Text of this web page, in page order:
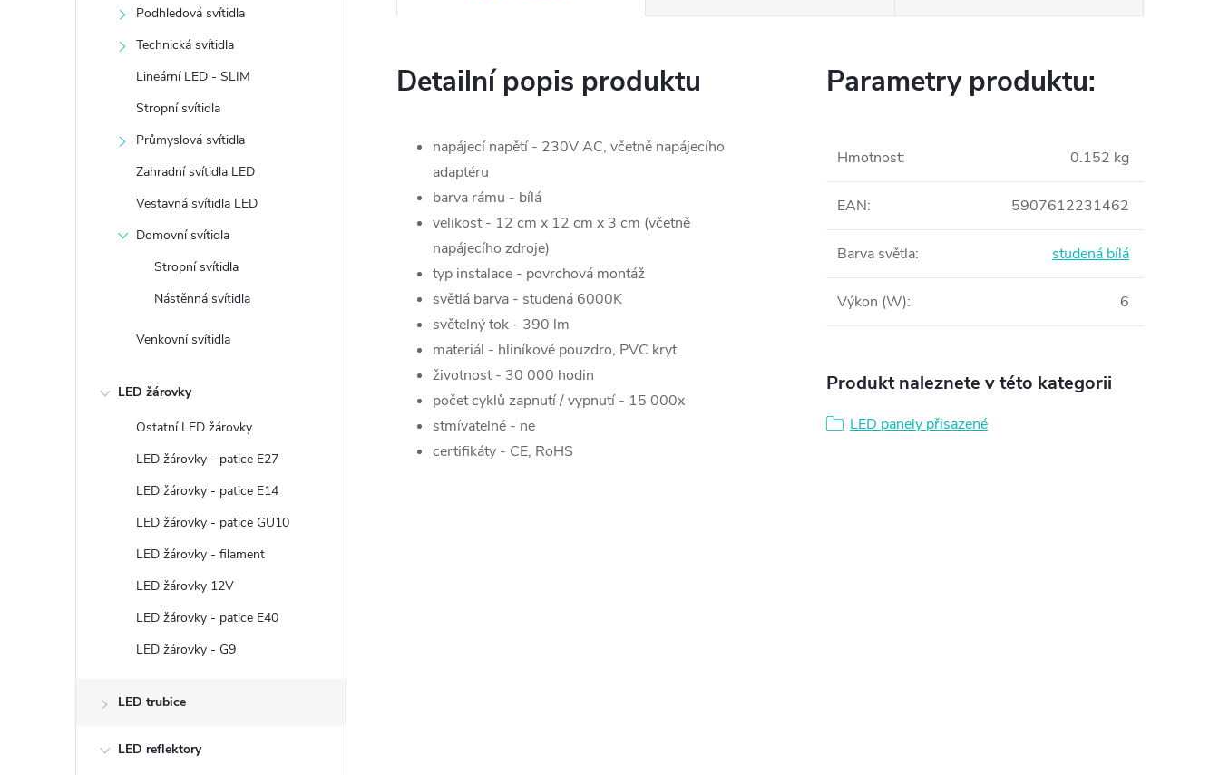
Podhledová svítidla
Technická svítidla
Lineární LED - SLIM
Stropní svítidla
Průmyslová svítidla
Zahradní svítidla LED
Vestavná svítidla LED
Domovní svítidla
Stropní svítidla
Nástěnná svítidla
Venkovní svítidla
LED žárovky
Ostatní LED žárovky
LED žárovky - patice E27
LED žárovky - patice E14
LED žárovky - patice GU10
LED žárovky - filament
LED žárovky 12V
LED žárovky - patice E40
LED žárovky - G9
LED trubice
LED reflektory
Detailní popis produktu
napájecí napětí - 230V AC, včetně napájecího
adaptéru
barva rámu - bílá
velikost - 12 cm x 12 cm x 3 cm (včetně
napájecího zdroje)
typ instalace - povrchová montáž
světlá barva - studená 6000K
světelný tok - 390 lm
materiál - hliníkové pouzdro, PVC kryt
životnost - 30 000 hodin
počet cyklů zapnutí / vypnutí - 15 000x
stmívatelné - ne
certifikáty - CE, RoHS
Parametry produktu:
Hmotnost: 0.152 kg
EAN: 5907612231462
Barva světla: studená bílá
Výkon (W): 6
Produkt naleznete v této kategorii
LED panely přisazené